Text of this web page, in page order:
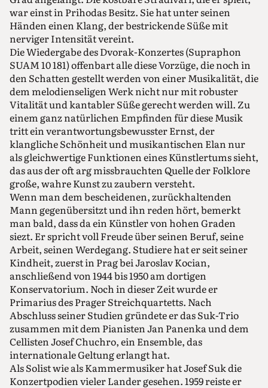
war einst in Prihodas Besitz. Sie hat unter seinen
Händen einen Klang, der bestrickende Süße mit
nerviger Intensität vereint.
Die Wiedergabe des Dvorak-Konzertes (Supraphon
SUAM 10 181) offenbart alle diese Vorzüge, die noch in
den Schatten gestellt werden von einer Musikalität, die
dem melodienseligen Werk nicht nur mit robuster
Vitalität und kantabler Süße gerecht werden will. Zu
einem ganz natürlichen Empfinden für diese Musik
tritt ein verantwortungsbewusster Ernst, der
klangliche Schönheit und musikantischen Elan nur
als gleichwertige Funktionen eines Künstlertums sieht,
das aus der oft arg missbrauchten Quelle der Folklore
große, wahre Kunst zu zaubern versteht.
Wenn man dem bescheidenen, zurückhaltenden
Mann gegenübersitzt und ihn reden hört, bemerkt
man bald, dass da ein Künstler von hohen Graden
siezt. Er spricht voll Freude über seinen Beruf, seine
Arbeit, seinen Werdegang. Studiere hat er seit seiner
Kindheit, zuerst in Prag bei Jaroslav Kocian,
anschließend von 1944 bis 1950 am dortigen
Konservatorium. Noch in dieser Zeit wurde er
Primarius des Prager Streichquartetts. Nach
Abschluss seiner Studien gründete er das Suk-Trio
zusammen mit dem Pianisten Jan Panenka und dem
Cellisten Josef Chuchro, ein Ensemble, das
internationale Geltung erlangt hat.
Als Solist wie als Kammermusiker hat Josef Suk die
Konzertpodien vieler Lander gesehen. 1959 reiste er